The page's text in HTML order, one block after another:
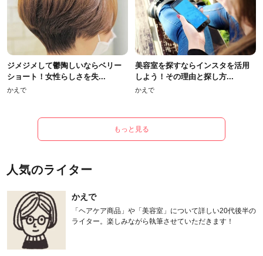
ジメジメして鬱陶しいならベリー
ショート！女性らしさを失...
かえで
美容室を探すならインスタを活用
しよう！その理由と探し方...
かえで
もっと見る
人気のライター
かえで
「ヘアケア商品」や「美容室」について詳しい20代後半の
ライター。楽しみながら執筆させていただきます！